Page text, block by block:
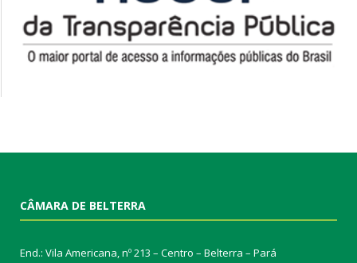
CÂMARA DE BELTERRA
End.: Vila Americana, nº 213 – Centro – Belterra – Pará